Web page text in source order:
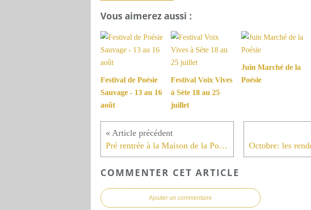
Vous aimerez aussi :
Festival de Poésie
Sauvage - 13 au 16
août
Festival Voix Vives
à Sète 18 au 25
juillet
Juin Marché de la
Poésie
Pré rentrée à la Maison de la Poésie Jean Joubert
COMMENTER CET ARTICLE
Ajouter un commentaire